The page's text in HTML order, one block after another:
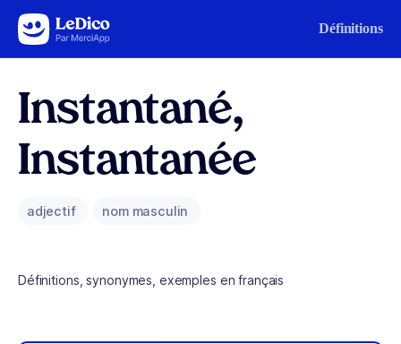
Aller au contenu Définitions
Instantané,
Instantanée
adjectif nom masculin
Définitions, synonymes, exemples en français